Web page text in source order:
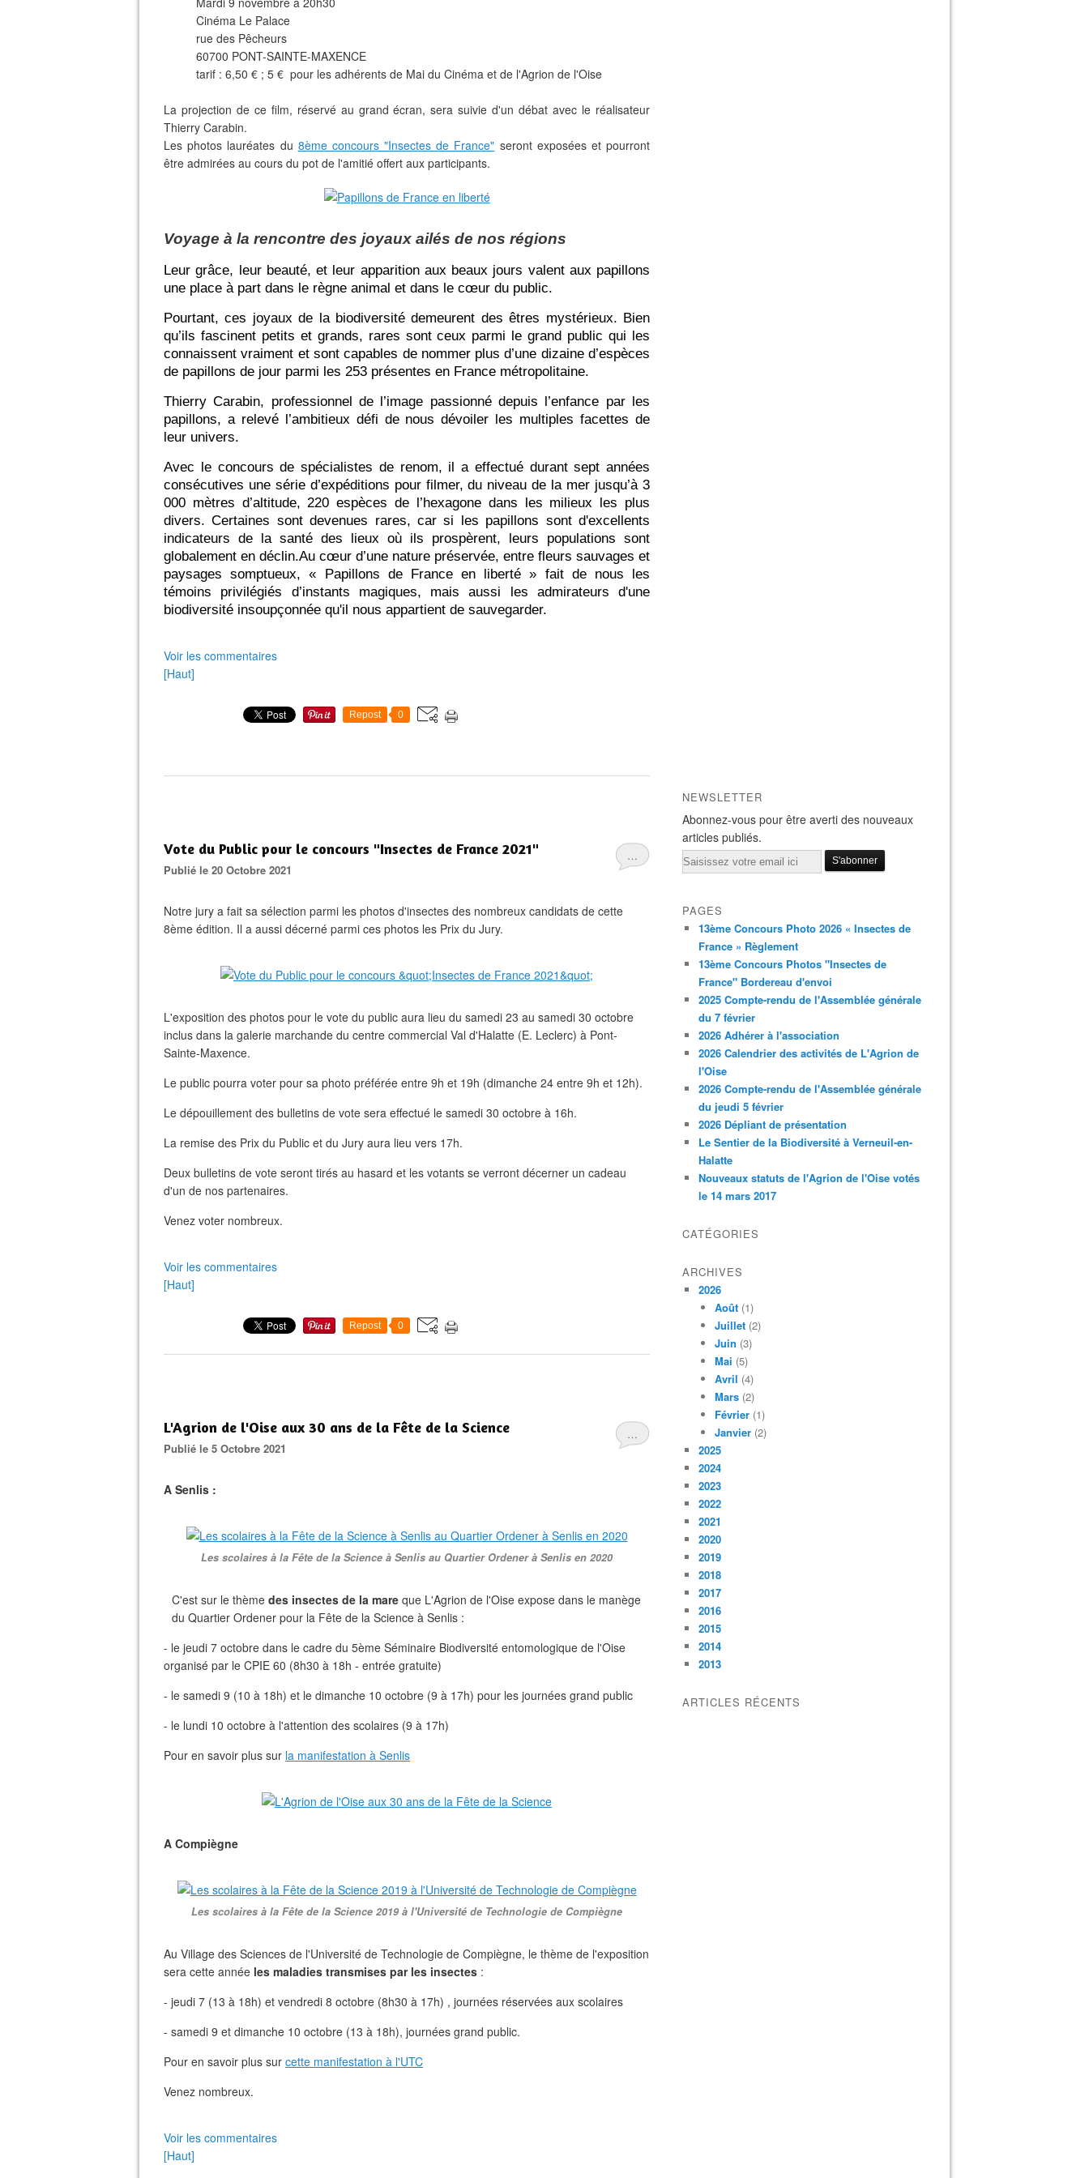
Cinéma Le Palace
rue des Pêcheurs
60700 PONT-SAINTE-MAXENCE
tarif : 6,50 € ; 5 € pour les adhérents de Mai du Cinéma et de l'Agrion de l'Oise
La projection de ce film, réservé au grand écran, sera suivie d'un débat avec le réalisateur
Thierry Carabin.
Les photos lauréates du 8ème concours "Insectes de France" seront exposées et pourront
être admirées au cours du pot de l'amitié offert aux participants.
Voyage à la rencontre des joyaux ailés de nos régions
Leur grâce, leur beauté, et leur apparition aux beaux jours valent aux papillons
une place à part dans le règne animal et dans le cœur du public.
Pourtant, ces joyaux de la biodiversité demeurent des êtres mystérieux. Bien
qu’ils fascinent petits et grands, rares sont ceux parmi le grand public qui les
connaissent vraiment et sont capables de nommer plus d’une dizaine d’espèces
de papillons de jour parmi les 253 présentes en France métropolitaine.
Thierry Carabin, professionnel de l’image passionné depuis l’enfance par les
papillons, a relevé l’ambitieux défi de nous dévoiler les multiples facettes de
leur univers.
Avec le concours de spécialistes de renom, il a effectué durant sept années
consécutives une série d’expéditions pour filmer, du niveau de la mer jusqu’à 3
000 mètres d’altitude, 220 espèces de l’hexagone dans les milieux les plus
divers. Certaines sont devenues rares, car si les papillons sont d'excellents
indicateurs de la santé des lieux où ils prospèrent, leurs populations sont
globalement en déclin.Au cœur d’une nature préservée, entre fleurs sauvages et
paysages somptueux, « Papillons de France en liberté » fait de nous les
témoins privilégiés d’instants magiques, mais aussi les admirateurs d'une
biodiversité insoupçonnée qu'il nous appartient de sauvegarder.
Voir les commentaires
[Haut]
Repost 0
…
Vote du Public pour le concours "Insectes de France 2021"
Publié le 20 Octobre 2021
Notre jury a fait sa sélection parmi les photos d'insectes des nombreux candidats de cette
8ème édition. Il a aussi décerné parmi ces photos les Prix du Jury.
L'exposition des photos pour le vote du public aura lieu du samedi 23 au samedi 30 octobre
inclus dans la galerie marchande du centre commercial Val d'Halatte (E. Leclerc) à Pont-
Sainte-Maxence.
Le public pourra voter pour sa photo préférée entre 9h et 19h (dimanche 24 entre 9h et 12h).
Le dépouillement des bulletins de vote sera effectué le samedi 30 octobre à 16h.
La remise des Prix du Public et du Jury aura lieu vers 17h.
Deux bulletins de vote seront tirés au hasard et les votants se verront décerner un cadeau
d'un de nos partenaires.
Venez voter nombreux.
Voir les commentaires
[Haut]
Repost 0
…
L'Agrion de l'Oise aux 30 ans de la Fête de la Science
Publié le 5 Octobre 2021
A Senlis :
Les scolaires à la Fête de la Science à Senlis au Quartier Ordener à Senlis en 2020
C'est sur le thème des insectes de la mare que L'Agrion de l'Oise expose dans le manège
du Quartier Ordener pour la Fête de la Science à Senlis :
- le jeudi 7 octobre dans le cadre du 5ème Séminaire Biodiversité entomologique de l'Oise
organisé par le CPIE 60 (8h30 à 18h - entrée gratuite)
- le samedi 9 (10 à 18h) et le dimanche 10 octobre (9 à 17h) pour les journées grand public
- le lundi 10 octobre à l'attention des scolaires (9 à 17h)
Pour en savoir plus sur la manifestation à Senlis
A Compiègne
Les scolaires à la Fête de la Science 2019 à l'Université de Technologie de Compiègne
Au Village des Sciences de l'Université de Technologie de Compiègne, le thème de l'exposition
sera cette année les maladies transmises par les insectes :
- jeudi 7 (13 à 18h) et vendredi 8 octobre (8h30 à 17h) , journées réservées aux scolaires
- samedi 9 et dimanche 10 octobre (13 à 18h), journées grand public.
Pour en savoir plus sur cette manifestation à l'UTC
Venez nombreux.
Voir les commentaires
[Haut]
NEWSLETTER
Abonnez-vous pour être averti des nouveaux
articles publiés.
Email
PAGES
13ème Concours Photo 2026 « Insectes de
France » Règlement
13ème Concours Photos "Insectes de
France" Bordereau d'envoi
2025 Compte-rendu de l'Assemblée générale
du 7 février
2026 Adhérer à l'association
2026 Calendrier des activités de L'Agrion de
l'Oise
2026 Compte-rendu de l'Assemblée générale
du jeudi 5 février
2026 Dépliant de présentation
Le Sentier de la Biodiversité à Verneuil-en-
Halatte
Nouveaux statuts de l'Agrion de l'Oise votés
le 14 mars 2017
CATÉGORIES
ARCHIVES
2026
Août (1)
Juillet (2)
Juin (3)
Mai (5)
Avril (4)
Mars (2)
Février (1)
Janvier (2)
2025
2024
2023
2022
2021
2020
2019
2018
2017
2016
2015
2014
2013
ARTICLES RÉCENTS